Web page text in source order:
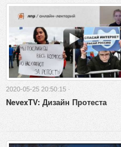
2020-05-25 20:50:15 ·
NevexTV: Дизайн Протеста